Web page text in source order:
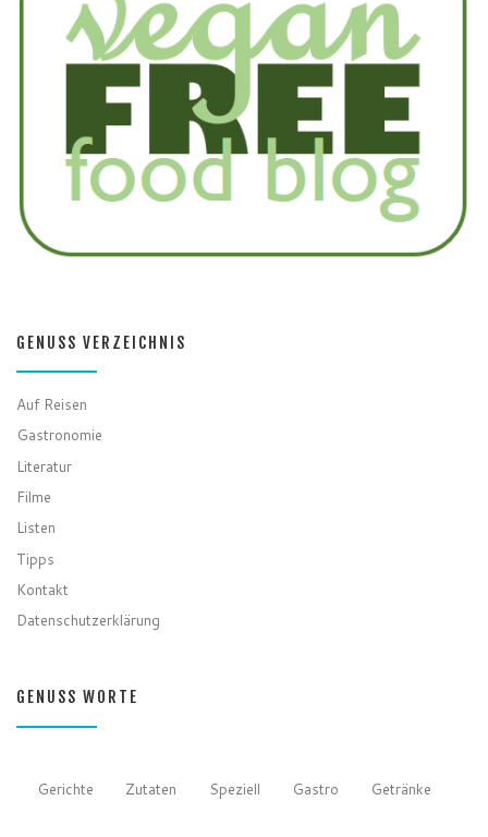
GENUSS VERZEICHNIS
Auf Reisen
Gastronomie
Literatur
Filme
Listen
Tipps
Kontakt
Datenschutzerklärung
GENUSS WORTE
Gerichte Zutaten Speziell Gastro Getränke